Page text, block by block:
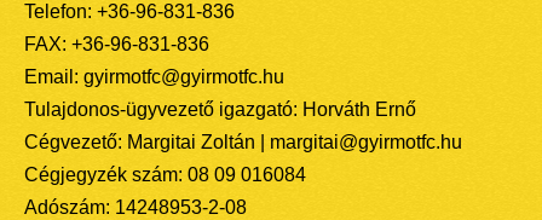
Telefon: +36-96-831-836
FAX: +36-96-831-836
Email: gyirmotfc@gyirmotfc.hu
Tulajdonos-ügyvezető igazgató: Horváth Ernő
Cégvezető: Margitai Zoltán | margitai@gyirmotfc.hu
Cégjegyzék szám: 08 09 016084
Adószám: 14248953-2-08